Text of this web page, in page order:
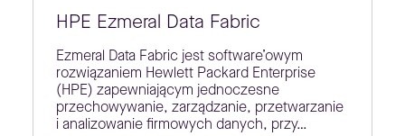
HPE Ezmeral Data Fabric
Ezmeral Data Fabric jest software’owym
rozwiązaniem Hewlett Packard Enterprise
(HPE) zapewniającym jednoczesne
przechowywanie, zarządzanie, przetwarzanie
i analizowanie firmowych danych, przy…